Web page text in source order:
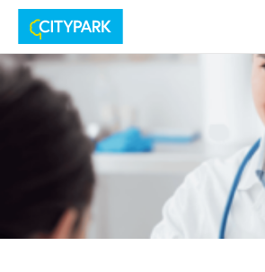
Montag
MONTAG
Dienstag
DIENSTAG
Mittwoch
MITTWOCH
Donnerstag
DONNERSTAG